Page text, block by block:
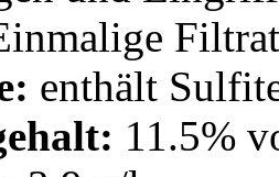
enthält
11.5%